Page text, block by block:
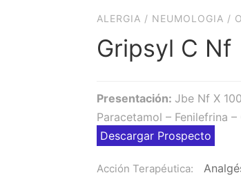
ALERGIA / NEUMOLOGIA /
Gripsyl C Nf
Presentación: Jbe Nf X
Paracetamol – Fenilefrina
Descargar Prospecto
Acción Terapéutica: